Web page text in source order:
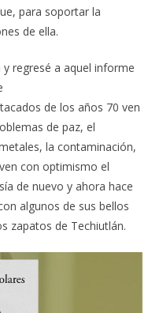
para soportar la
de ella.
regresé a aquel informe
de los años 70 ven
de paz, el
la contaminación,
con optimismo el
de nuevo y ahora hace
algunos de sus bellos
zapatos de Techiutlán.